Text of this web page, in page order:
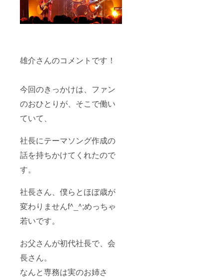
雄介さんのコメントです！
今回のきっかけは、ファン
のおひとりが、そこで働い
ていて、
社長にテーマソング作成の
話を持ちかけてくれたので
す。
社長さん、僕らとほぼ歳が
変わりませんf^_^;めっちゃ
若いです。
お父さんが初代社長で、会
長さん。
なんと専務は実のお姉さ